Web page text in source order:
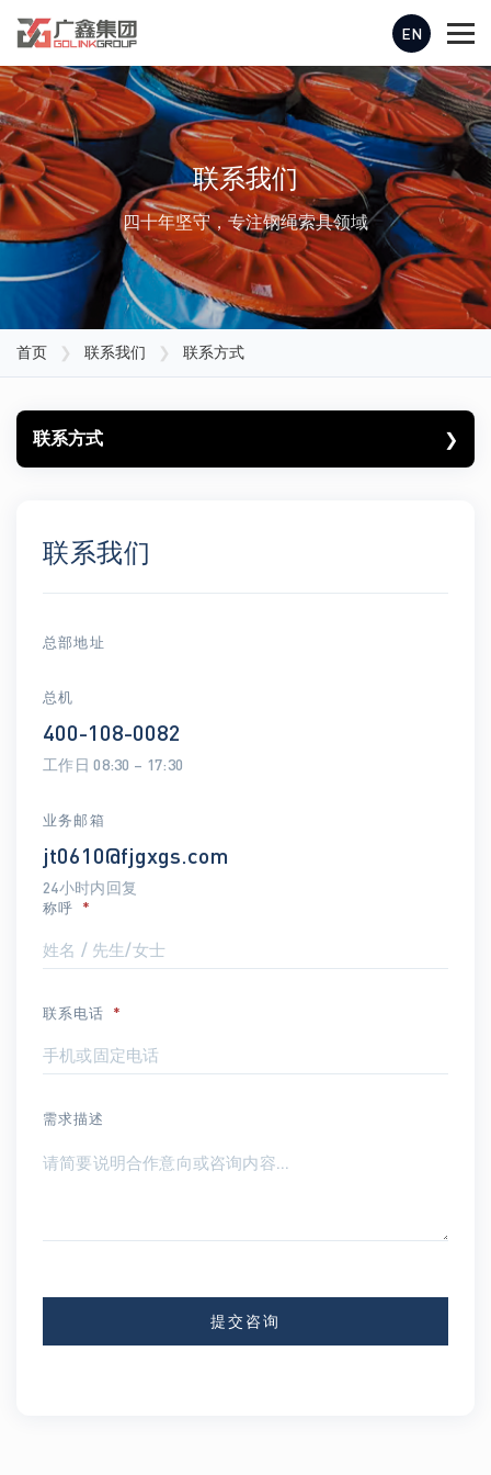
EN
联系我们
四十年坚守，专注钢绳索具领域
首页 ❯ 联系我们 ❯ 联系方式
联系方式 ❯
联系我们
总部地址
总机
400-108-0082
工作日 08:30 – 17:30
业务邮箱
jt0610@fjgxgs.com
24小时内回复
称呼 *
联系电话 *
需求描述
提交咨询